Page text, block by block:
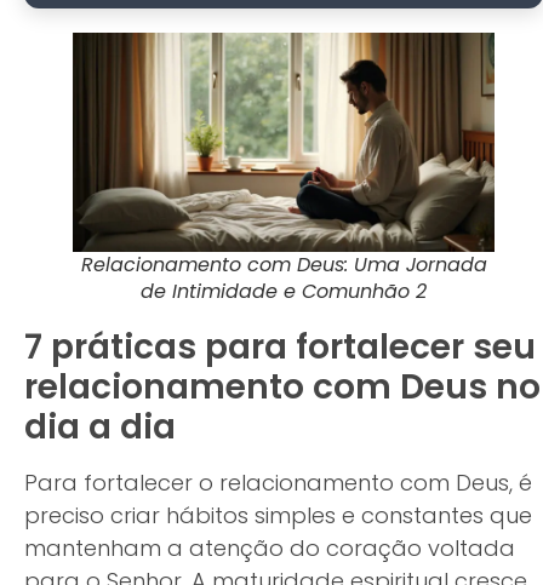
Relacionamento com Deus: Uma Jornada
de Intimidade e Comunhão 2
7 práticas para fortalecer seu
relacionamento com Deus no
dia a dia
Para fortalecer o relacionamento com Deus, é
preciso criar hábitos simples e constantes que
mantenham a atenção do coração voltada